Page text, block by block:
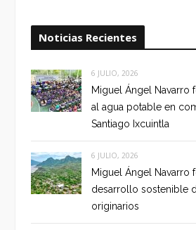
Noticias Recientes
6 JULIO, 2026
Miguel Ángel Navarro
al agua potable en
Santiago Ixcuintla
6 JULIO, 2026
Miguel Ángel Navarro
desarrollo sostenible
originarios